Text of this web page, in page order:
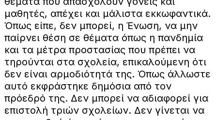
μαθητές, απέχει και μάλιστα εκκωφαντικά.
Όπως είπε, δεν μπορεί, η Ένωση, να μην
παίρνει θέση σε θέματα όπως η πανδημία
και τα μέτρα προστασίας που πρέπει να
τηρούνται στα σχολεία, επικαλούμενη ότι
δεν είναι αρμοδιότητά της. Όπως άλλωστε
αυτό εκφράστηκε δημόσια από τον
πρόεδρό της. Δεν μπορεί να αδιαφορεί για
επιστολή τριών σχολείων. Δεν γίνεται να